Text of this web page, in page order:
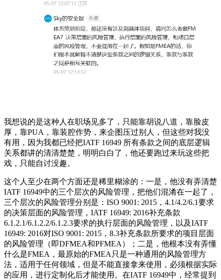
我想说的是这种人在职场见多了，只能靠胡说八道，靠脸皮
厚，靠PUA，靠装腔作势，来企图压过别人，但这些对我没
有用，因为我都已经把IATF 16949 所有条款之间的底层逻辑
关系都讲的清清楚楚，明明白白了，他还要跑过来玩这些把
戏，只能自讨没趣。
这个人至少在两个方面还是稀里糊涂的：一是，他没有弄清楚
IATF 16949中的三个层次的风险管理，把他们混淆在一起了，
三个层次的风险管理分别是：ISO 9001: 2015，4.1/4.2/6.1要求
的决策层面的风险管理，IATF 16949: 2016补充条款
6.1.2.1/6.1.2.2/6.1.2.3要求的执行层面的风险管理，以及IATF
16949: 2016对ISO 9001: 2015，8.3补充条款所要求的项目层面
的风险管理（即DFMEA和PFMEA）；二是，他根本没有弄懂
什么是FMEA，最原始的FMEA只是一种通用的风险管理方
法，适用于任何领域，但是不能直接拿来使用，必须根据实际
的应用，进行定制化后才能使用。在IATF 16949中，经常提到